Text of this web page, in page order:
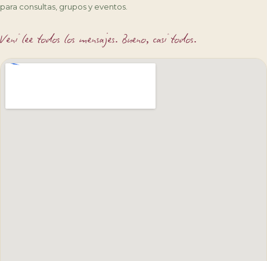
para consultas, grupos y eventos.
Veni lee todos los mensajes. Bueno, casi todos.